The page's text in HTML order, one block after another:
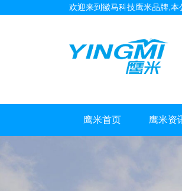
欢迎来到徽马科技鹰米品牌,
鹰米首页 鹰米资